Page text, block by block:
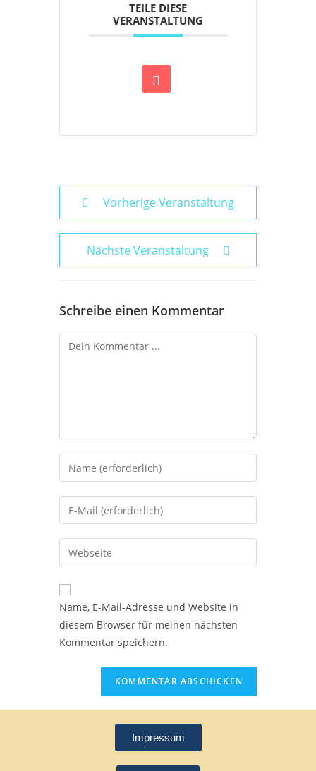
TEILE DIESE
VERANSTALTUNG
Vorherige Veranstaltung
Nächste Veranstaltung
Schreibe einen Kommentar
Name, E-Mail-Adresse und Website in
diesem Browser für meinen nächsten
Kommentar speichern.
Impressum